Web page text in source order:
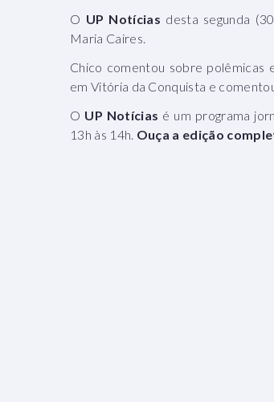
O UP Notícias desta segunda
Maria Caires.
Chico comentou sobre polêmicas
em Vitória da Conquista e
O UP Notícias é um programa
13h às 14h. Ouça a edição